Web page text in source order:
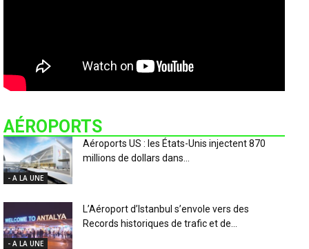
AÉROPORTS
- A LA UNE
Aéroports US : les États-Unis injectent 870
millions de dollars dans...
- A LA UNE
L’Aéroport d’Istanbul s’envole vers des
Records historiques de trafic et de...